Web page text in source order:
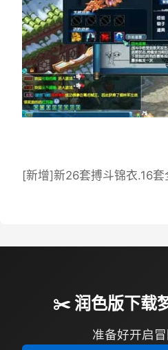
[新增]新26套搏斗锦衣.16套
✂️ 润色版下载
准备好开启冒